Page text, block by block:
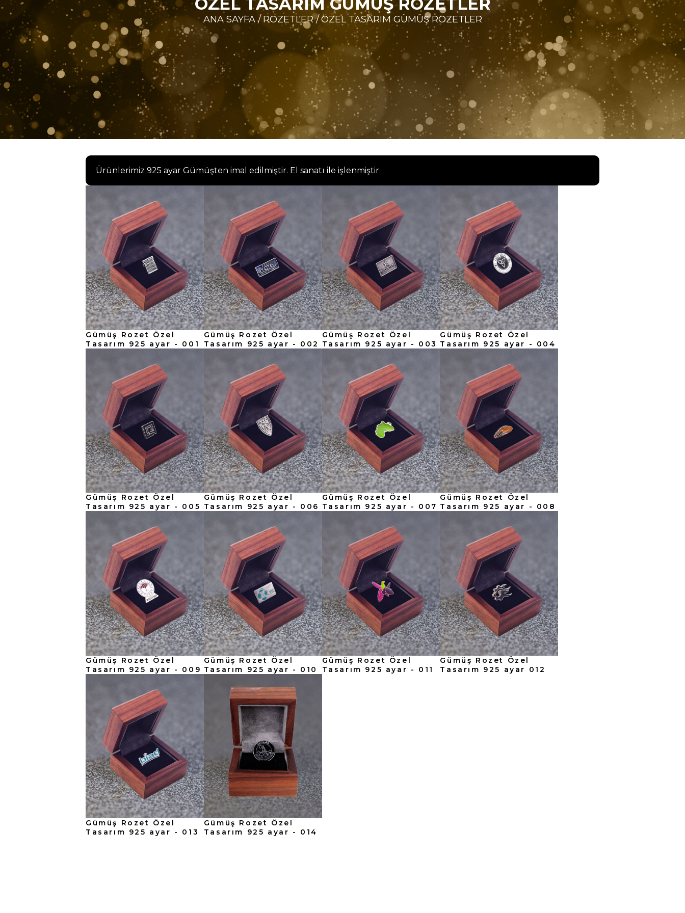
ÖZEL TASARIM GÜMÜŞ ROZETLER
ANA SAYFA / ROZETLER/ ÖZEL TASARIM GÜMÜŞ ROZETLER
Ürünlerimiz 925 ayar Gümüşten imal edilmiştir. El sanatı ile işlenmiştir
Gümüş Rozet Özel
Tasarım 925 ayar - 001
Gümüş Rozet Özel
Tasarım 925 ayar - 002
Gümüş Rozet Özel
Tasarım 925 ayar - 003
Gümüş Rozet Özel
Tasarım 925 ayar - 004
Gümüş Rozet Özel
Tasarım 925 ayar - 005
Gümüş Rozet Özel
Tasarım 925 ayar - 006
Gümüş Rozet Özel
Tasarım 925 ayar - 007
Gümüş Rozet Özel
Tasarım 925 ayar - 008
Gümüş Rozet Özel
Tasarım 925 ayar - 009
Gümüş Rozet Özel
Tasarım 925 ayar - 010
Gümüş Rozet Özel
Tasarım 925 ayar - 011
Gümüş Rozet Özel
Tasarım 925 ayar 012
Gümüş Rozet Özel
Tasarım 925 ayar - 013
Gümüş Rozet Özel
Tasarım 925 ayar - 014